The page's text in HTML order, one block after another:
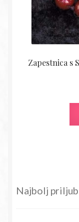
Zapestnica s
Najbolj